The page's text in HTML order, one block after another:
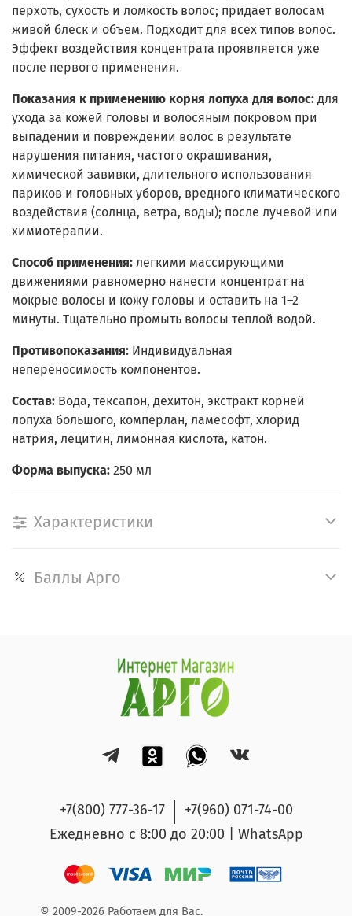
перхоть, сухость и ломкость волос; придает волосам
живой блеск и объем. Подходит для всех типов волос.
Эффект воздействия концентрата проявляется уже
после первого применения.
Показания к применению корня лопуха для волос: для
ухода за кожей головы и волосяным покровом при
выпадении и повреждении волос в результате
нарушения питания, частого окрашивания,
химической завивки, длительного использования
париков и головных уборов, вредного климатического
воздействия (солнца, ветра, воды); после лучевой или
химиотерапии.
Способ применения: легкими массирующими
движениями равномерно нанести концентрат на
мокрые волосы и кожу головы и оставить на 1–2
минуты. Тщательно промыть волосы теплой водой.
Противопоказания: Индивидуальная
непереносимость компонентов.
Состав: Вода, тексапон, дехитон, экстракт корней
лопуха большого, комперлан, ламесофт, хлорид
натрия, лецитин, лимонная кислота, катон.
Форма выпуска: 250 мл
Характеристики
Баллы Арго
+7(800) 777-36-17
+7(960) 071-74-00
Ежедневно с 8:00 до 20:00 | WhatsApp
© 2009-2026 Работаем для Вас.